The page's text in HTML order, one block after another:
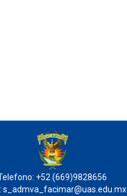
+52 (669)9828656
s_admva_facimar@uas.edu.mx